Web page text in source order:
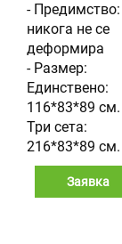
- Предимство:
никога не се
деформира
- Размер:
Единствено:
116*83*89 см.
Три сета:
216*83*89 см.
Заявка